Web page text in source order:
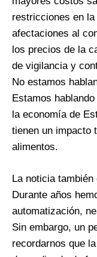
restricciones en
afectaciones al
los precios de la
de vigilancia y
No estamos
Estamos
la economía de
tienen un impacto
alimentos.
La noticia
Durante años
automatización,
Sin embargo, un
recordarnos que